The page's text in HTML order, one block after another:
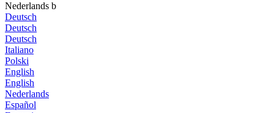
Nederlands b
Deutsch
Deutsch
Deutsch
Italiano
Polski
English
English
Nederlands
Español